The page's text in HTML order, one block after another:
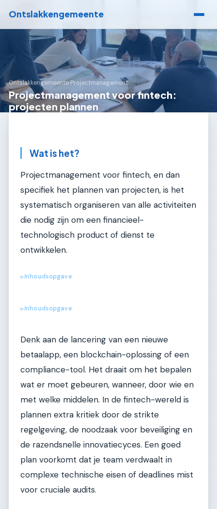
Ontslakkengemeente
Ontslakkengemeente›Projectmanagement
Projectmanagement voor fintech:
projecten plannen
Wat is het?
Projectmanagement voor fintech, en dan
specifiek het plannen van projecten, is het
systematisch organiseren van alle activiteiten
die nodig zijn om een financieel-
technologisch product of dienst te
ontwikkelen.
▶Inhoudsopgave
▶Inhoudsopgave
Denk aan de lancering van een nieuwe
betaalapp, een blockchain-oplossing of een
compliance-tool. Het draait om het bepalen
wat er moet gebeuren, wanneer, door wie en
met welke middelen. In de fintech-wereld is
plannen extra kritiek door de strikte
regelgeving, de noodzaak voor beveiliging en
de razendsnelle innovatiecyces. Een goed
plan voorkomt dat je team verdwaalt in
complexe technische eisen of deadlines mist
voor cruciale audits.